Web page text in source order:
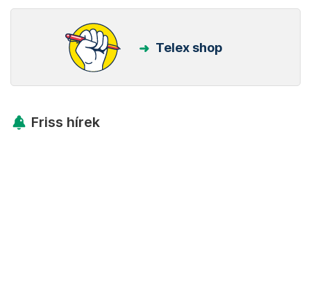
Telex shop
Friss hírek